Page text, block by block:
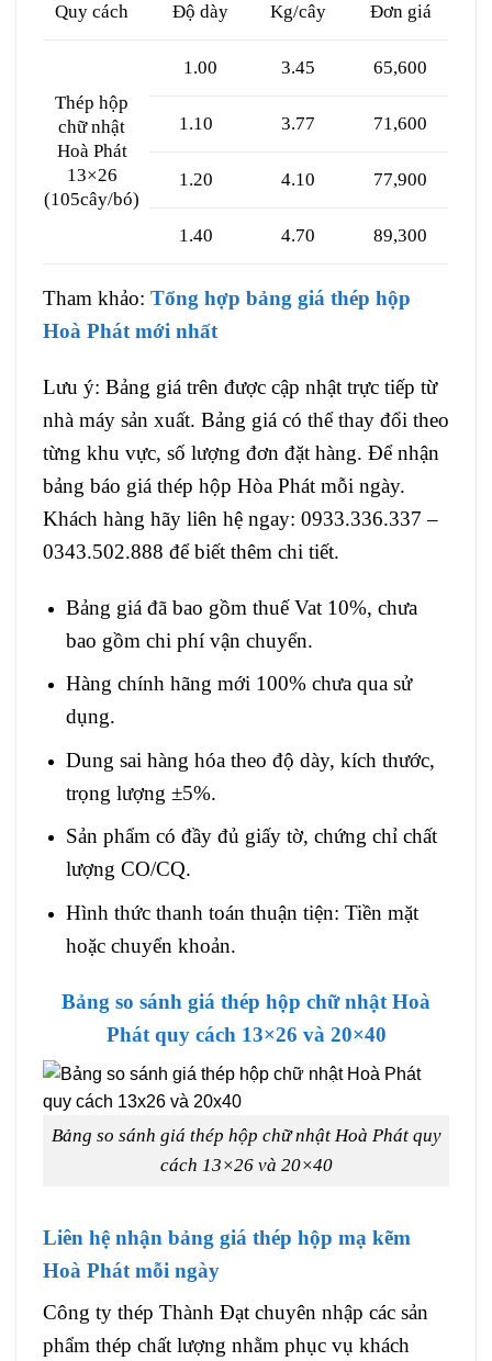
Quy cách Độ dày Kg/cây Đơn giá
Thép hộp
chữ nhật
Hoà Phát
13×26
(105cây/bó)
1.00 3.45 65,600
1.10 3.77 71,600
1.20 4.10 77,900
1.40 4.70 89,300
Tham khảo: Tổng hợp bảng giá thép hộp
Hoà Phát mới nhất
Lưu ý: Bảng giá trên được cập nhật trực tiếp từ
nhà máy sản xuất. Bảng giá có thể thay đổi theo
từng khu vực, số lượng đơn đặt hàng. Để nhận
bảng báo giá thép hộp Hòa Phát mỗi ngày.
Khách hàng hãy liên hệ ngay: 0933.336.337 –
0343.502.888 để biết thêm chi tiết.
Bảng giá đã bao gồm thuế Vat 10%, chưa
bao gồm chi phí vận chuyển.
Hàng chính hãng mới 100% chưa qua sử
dụng.
Dung sai hàng hóa theo độ dày, kích thước,
trọng lượng ±5%.
Sản phẩm có đầy đủ giấy tờ, chứng chỉ chất
lượng CO/CQ.
Hình thức thanh toán thuận tiện: Tiền mặt
hoặc chuyển khoản.
Bảng so sánh giá thép hộp chữ nhật Hoà
Phát quy cách 13×26 và 20×40
Bảng so sánh giá thép hộp chữ nhật Hoà Phát quy
cách 13×26 và 20×40
Liên hệ nhận bảng giá thép hộp mạ kẽm
Hoà Phát mỗi ngày
Công ty thép Thành Đạt chuyên nhập các sản
phẩm thép chất lượng nhằm phục vụ khách